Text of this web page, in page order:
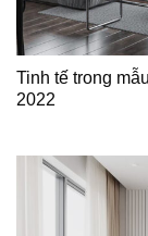
Tinh tế trong
2022